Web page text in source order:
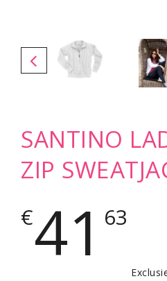
SANTINO
ZIP
€41 63